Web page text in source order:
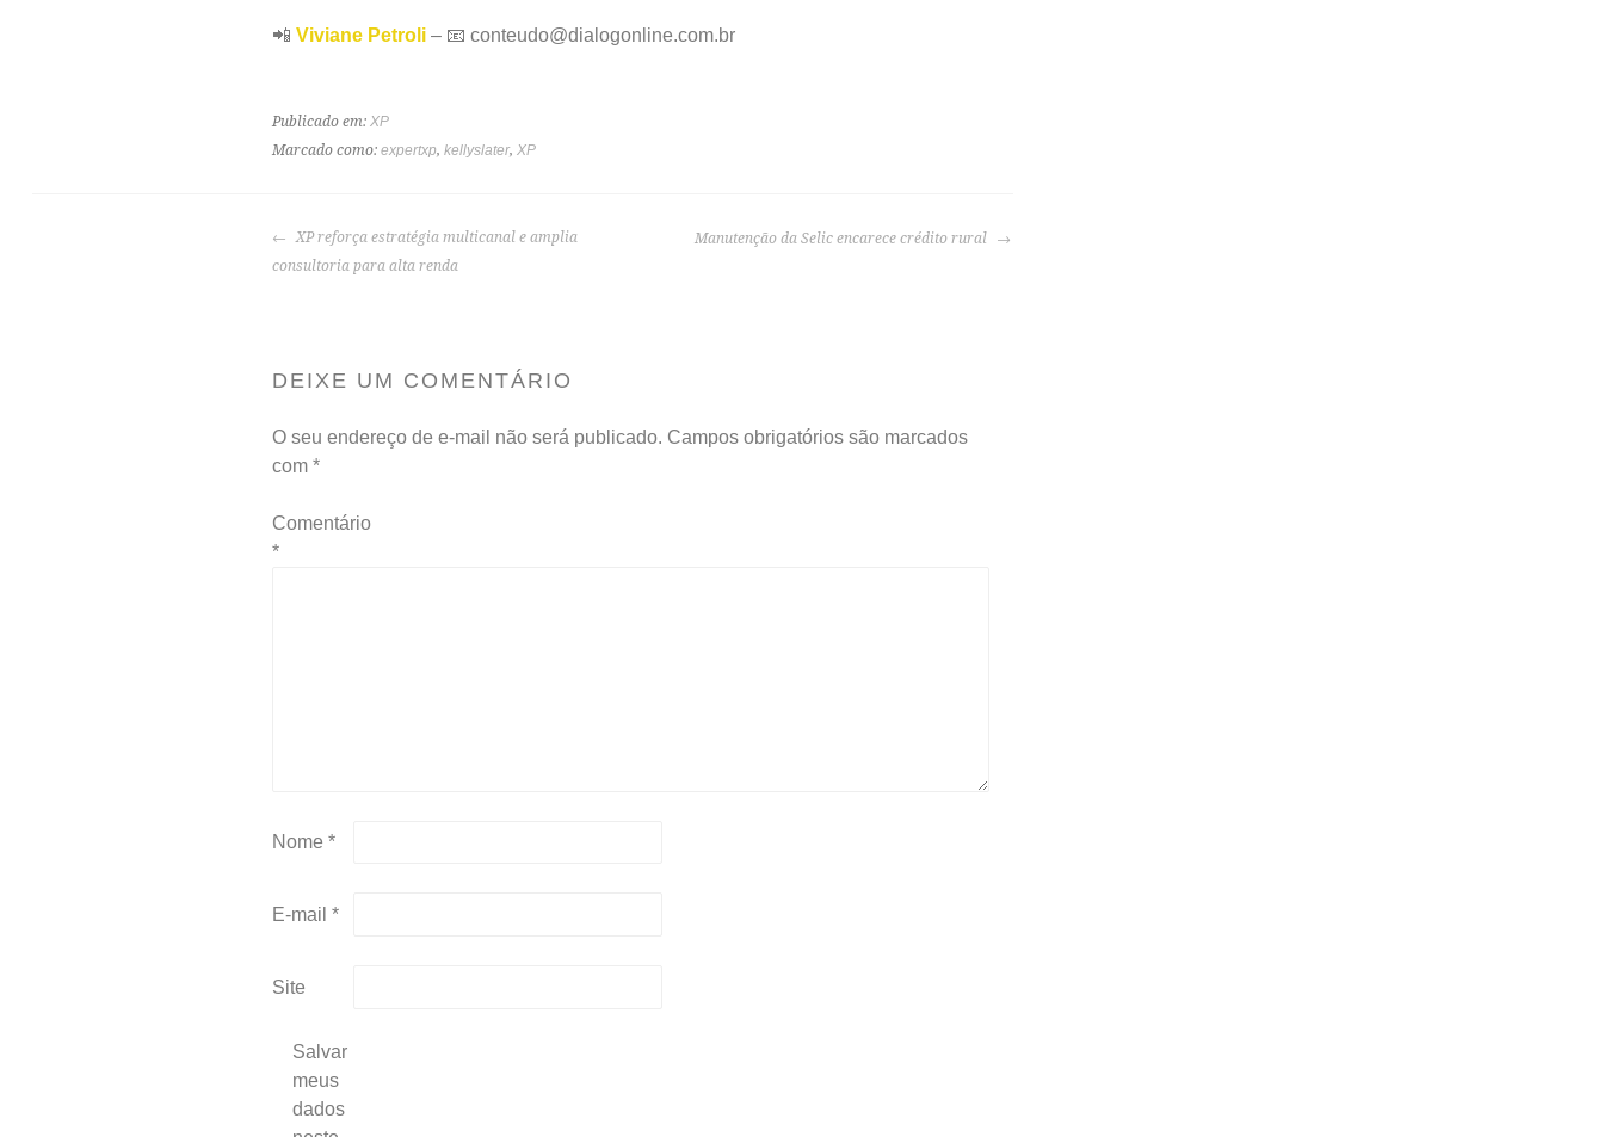
📲 Viviane Petroli – 📧 conteudo@dialogonline.com.br
Publicado em: XP
Marcado como: expertxp, kellyslater, XP
XP reforça estratégia multicanal e amplia
consultoria para alta renda
Manutenção da Selic encarece crédito rural
DEIXE UM COMENTÁRIO
O seu endereço de e-mail não será publicado. Campos obrigatórios são marcados
com *
Comentário
*
Nome *
E-mail *
Site
Salvar
meus
dados